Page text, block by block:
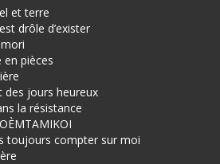
et terre
drôle d’exister
en pièces
des jours heureux
la résistance
toujours compter sur moi